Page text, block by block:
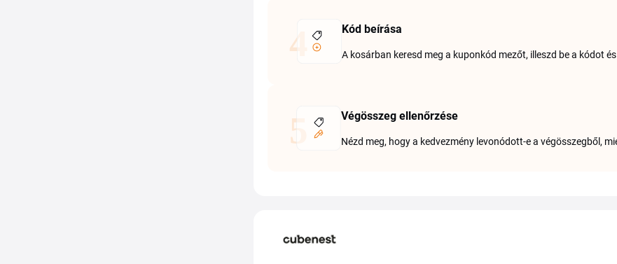
Kód beírása
A kosárban keresd meg a kuponkód mezőt, illeszd be a kódot
Végösszeg ellenőrzése
Nézd meg, hogy a kedvezmény levonódott-e a végösszegből,